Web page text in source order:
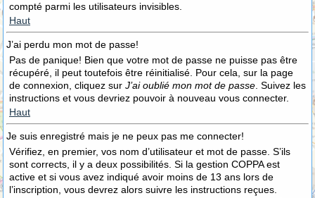
compté parmi les utilisateurs invisibles.
Haut
J’ai perdu mon mot de passe!
Pas de panique! Bien que votre mot de passe ne puisse pas être
récupéré, il peut toutefois être réinitialisé. Pour cela, sur la page
de connexion, cliquez sur J’ai oublié mon mot de passe . Suivez les
instructions et vous devriez pouvoir à nouveau vous connecter.
Haut
Je suis enregistré mais je ne peux pas me connecter!
Vérifiez, en premier, vos nom d’utilisateur et mot de passe. S’ils
sont corrects, il y a deux possibilités. Si la gestion COPPA est
active et si vous avez indiqué avoir moins de 13 ans lors de
l’inscription, vous devrez alors suivre les instructions reçues.